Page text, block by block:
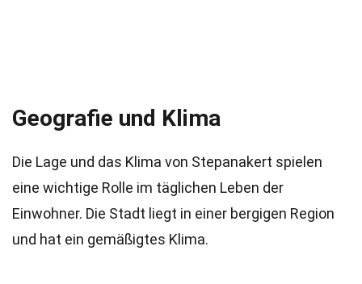
Geografie und Klima
Die Lage und das Klima von Stepanakert spielen
eine wichtige Rolle im täglichen Leben der
Einwohner. Die Stadt liegt in einer bergigen Region
und hat ein gemäßigtes Klima.